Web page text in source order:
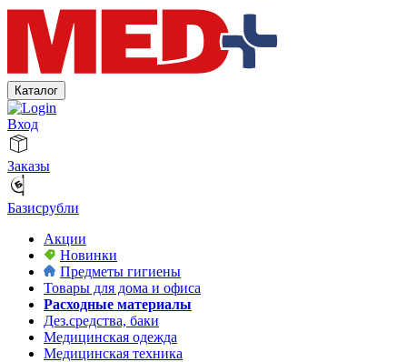
Каталог
Вход
Заказы
Базисрубли
Акции
Новинки
Предметы гигиены
Товары для дома и офиса
Расходные материалы
Дез.средства, баки
Медицинская одежда
Медицинская техника